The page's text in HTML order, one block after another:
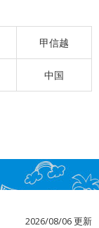
甲信越
中国
2026/08/06 更新